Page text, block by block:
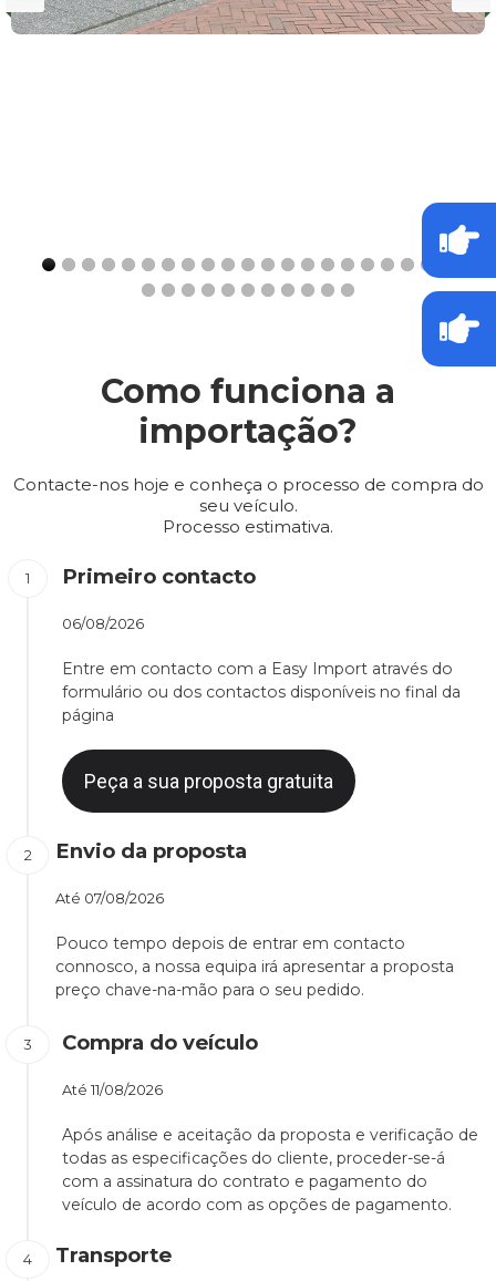
Como funciona a
importação?
Contacte-nos hoje e conheça o processo de compra do
seu veículo.
Processo estimativa.
Primeiro contacto
06/08/2026
Entre em contacto com a Easy Import através do
formulário ou dos contactos disponíveis no final da
página
Peça a sua proposta gratuita
Envio da proposta
Até 07/08/2026
Pouco tempo depois de entrar em contacto
connosco, a nossa equipa irá apresentar a proposta
preço chave-na-mão para o seu pedido.
Compra do veículo
Até 11/08/2026
Após análise e aceitação da proposta e verificação de
todas as especificações do cliente, proceder-se-á
com a assinatura do contrato e pagamento do
veículo de acordo com as opções de pagamento.
Transporte